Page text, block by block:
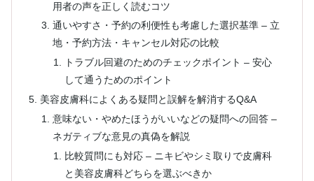
用者の声を正しく読むコツ
通いやすさ・予約の利便性も考慮した選択基準 – 立
地・予約方法・キャンセル対応の比較
トラブル回避のためのチェックポイント – 安心
して通うためのポイント
美容皮膚科によくある疑問と誤解を解消するQ&A
意味ない・やめたほうがいいなどの疑問への回答 –
ネガティブな意見の真偽を解説
比較質問にも対応 – ニキビやシミ取りで皮膚科
と美容皮膚科どちらを選ぶべきか